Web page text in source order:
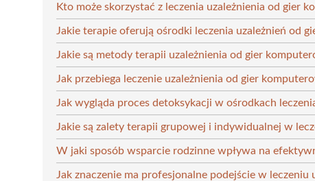
Kto może skorzystać z leczenia uzależnienia od gier
Jakie terapie oferują ośrodki leczenia uzależnień od
Jakie są metody terapii uzależnienia od gier
Jak przebiega leczenie uzależnienia od gier
Jak wygląda proces detoksykacji w ośrodkach
Jakie są zalety terapii grupowej i indywidualnej w
W jaki sposób wsparcie rodzinne wpływa na
Jak znaczenie ma profesjonalne podejście w